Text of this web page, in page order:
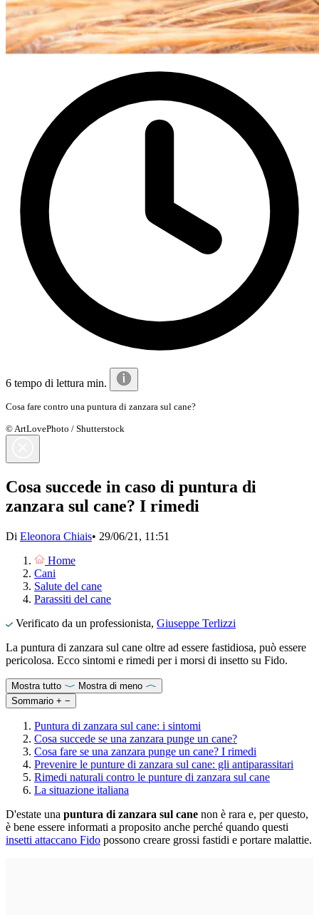
6 tempo di lettura min.
Cosa fare contro una puntura di zanzara sul cane?
© ArtLovePhoto / Shutterstock
Cosa succede in caso di puntura di
zanzara sul cane? I rimedi
Di Eleonora Chiais• 29/06/21, 11:51
Home
Cani
Salute del cane
Parassiti del cane
Verificato da un professionista, Giuseppe Terlizzi
La puntura di zanzara sul cane oltre ad essere fastidiosa, può essere
pericolosa. Ecco sintomi e rimedi per i morsi di insetto su Fido.
Mostra tutto
Mostra di meno
Sommario + −
Puntura di zanzara sul cane: i sintomi
Cosa succede se una zanzara punge un cane?
Cosa fare se una zanzara punge un cane? I rimedi
Prevenire le punture di zanzara sul cane: gli antiparassitari
Rimedi naturali contro le punture di zanzara sul cane
La situazione italiana
D'estate una puntura di zanzara sul cane non è rara e, per questo,
è bene essere informati a proposito anche perché quando questi
insetti attaccano Fido possono creare grossi fastidi e portare malattie.